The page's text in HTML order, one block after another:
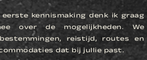
kennismaking denk ik graag
over de mogelijkheden. We
reistijd, routes en
dat bij jullie past.